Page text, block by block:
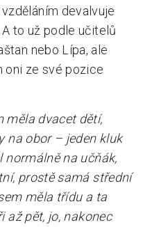
devalvuje
to už podle učitelů
nebo Lípa, ale
oni ze své pozice
měla dvacet dětí,
na obor – jeden kluk
normálně na učňák,
prostě samá střední
měla třídu a ta
až pět, jo, nakonec